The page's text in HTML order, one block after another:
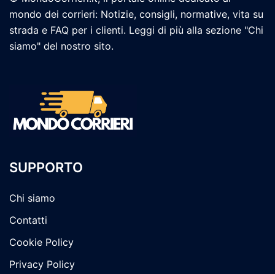
mondo dei corrieri: Notizie, consigli, normative, vita su
strada e FAQ per i clienti. Leggi di più alla sezione "Chi
siamo" del nostro sito.
SUPPORTO
Chi siamo
Contatti
Cookie Policy
Privacy Policy